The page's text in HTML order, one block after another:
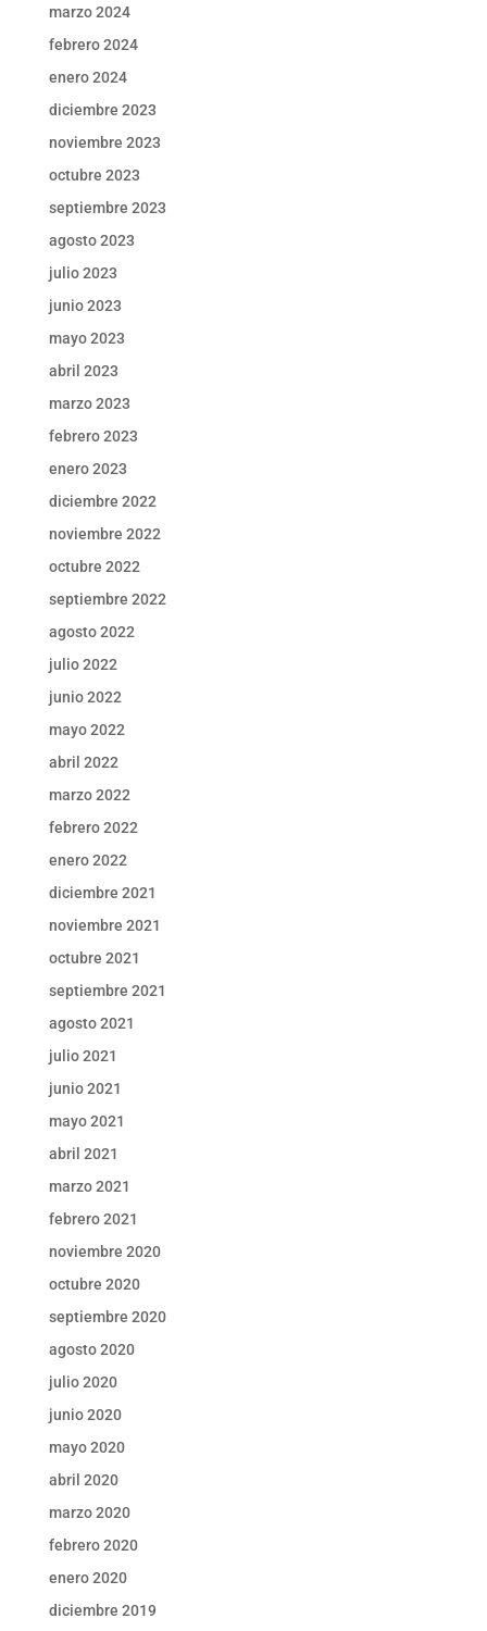
marzo 2024
febrero 2024
enero 2024
diciembre 2023
noviembre 2023
octubre 2023
septiembre 2023
agosto 2023
julio 2023
junio 2023
mayo 2023
abril 2023
marzo 2023
febrero 2023
enero 2023
diciembre 2022
noviembre 2022
octubre 2022
septiembre 2022
agosto 2022
julio 2022
junio 2022
mayo 2022
abril 2022
marzo 2022
febrero 2022
enero 2022
diciembre 2021
noviembre 2021
octubre 2021
septiembre 2021
agosto 2021
julio 2021
junio 2021
mayo 2021
abril 2021
marzo 2021
febrero 2021
noviembre 2020
octubre 2020
septiembre 2020
agosto 2020
julio 2020
junio 2020
mayo 2020
abril 2020
marzo 2020
febrero 2020
enero 2020
diciembre 2019